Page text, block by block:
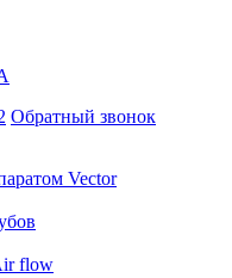
Обратный звонок
Vector
flow